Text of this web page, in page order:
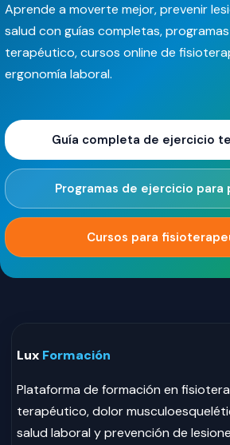
Aprende a moverte mejor, prevenir
salud con guías completas,
terapéutico, cursos online de
ergonomía laboral.
Guía completa de ejercicio
Programas de ejercicio
Cursos para
Lux Formación
Plataforma de formación en
terapéutico, dolor
salud laboral y prevención de